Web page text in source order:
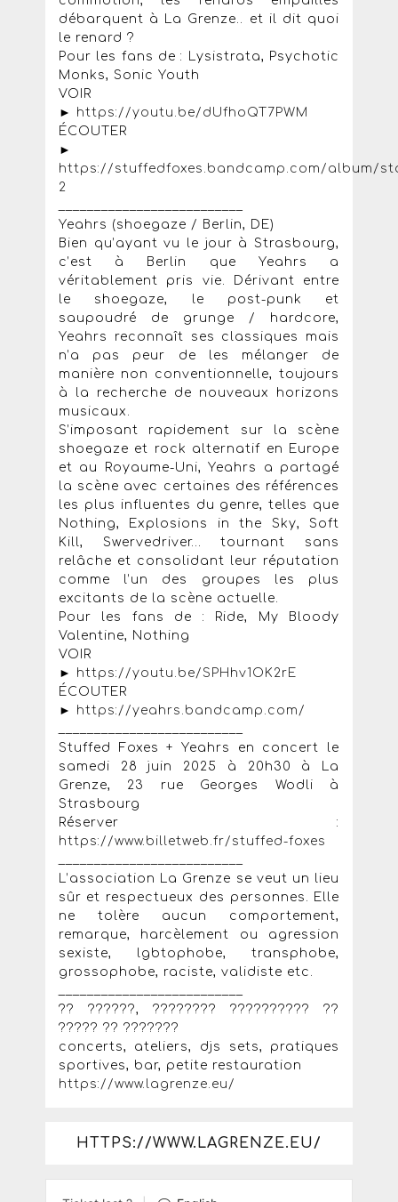
débarquent à La Grenze.. et il dit quoi
le renard ?
Pour les fans de : Lysistrata, Psychotic
Monks, Sonic Youth
VOIR
► https://youtu.be/dUfhoQT7PWM
ÉCOUTER
►
https://stuffedfoxes.bandcamp.com/album/
2
Yeahrs (shoegaze / Berlin, DE)
Bien qu’ayant vu le jour à Strasbourg,
c’est à Berlin que Yeahrs a
véritablement pris vie. Dérivant entre
le shoegaze, le post-punk et
saupoudré de grunge / hardcore,
Yeahrs reconnaît ses classiques mais
n’a pas peur de les mélanger de
manière non conventionnelle, toujours
à la recherche de nouveaux horizons
musicaux.
S’imposant rapidement sur la scène
shoegaze et rock alternatif en Europe
et au Royaume-Uni, Yeahrs a partagé
la scène avec certaines des références
les plus influentes du genre, telles que
Nothing, Explosions in the Sky, Soft
Kill, Swervedriver… tournant sans
relâche et consolidant leur réputation
comme l’un des groupes les plus
excitants de la scène actuelle.
Pour les fans de : Ride, My Bloody
Valentine, Nothing
VOIR
► https://youtu.be/SPHhv1OK2rE
ÉCOUTER
► https://yeahrs.bandcamp.com/
Stuffed Foxes + Yeahrs en concert le
samedi 28 juin 2025 à 20h30 à La
Grenze, 23 rue Georges Wodli à
Strasbourg
Réserver :
https://www.billetweb.fr/stuffed-foxes
L’association La Grenze se veut un lieu
sûr et respectueux des personnes. Elle
ne tolère aucun comportement,
remarque, harcèlement ou agression
sexiste, lgbtophobe, transphobe,
grossophobe, raciste, validiste etc.
?? ??????, ???????? ?????????? ??
????? ?? ???????
concerts, ateliers, djs sets, pratiques
sportives, bar, petite restauration
https://www.lagrenze.eu/
HTTPS://WWW.LAGRENZE.EU/